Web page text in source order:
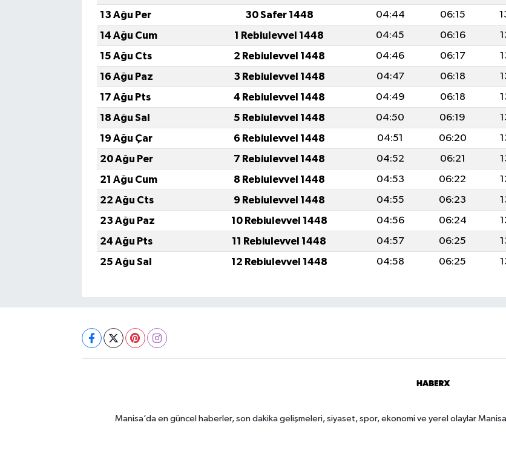
13 Ağu Per
30 Safer 1448 04:44 06:15
14 Ağu Cum
1 Rebiulevvel 1448 04:45 06:16
15 Ağu Cts
2 Rebiulevvel 1448 04:46 06:17
16 Ağu Paz
3 Rebiulevvel 1448 04:47 06:18
17 Ağu Pts
4 Rebiulevvel 1448 04:49 06:18
18 Ağu Sal
5 Rebiulevvel 1448 04:50 06:19
19 Ağu Çar
6 Rebiulevvel 1448 04:51 06:20
20 Ağu Per
7 Rebiulevvel 1448 04:52 06:21
21 Ağu Cum
8 Rebiulevvel 1448 04:53 06:22
22 Ağu Cts
9 Rebiulevvel 1448 04:55 06:23
23 Ağu Paz
10 Rebiulevvel 1448 04:56 06:24
24 Ağu Pts
11 Rebiulevvel 1448 04:57 06:25
25 Ağu Sal
12 Rebiulevvel 1448 04:58 06:25
Manisa’da en güncel haberler, son dakika gelişmeleri, siyaset, spor, ekonomi ve yerel olaylar